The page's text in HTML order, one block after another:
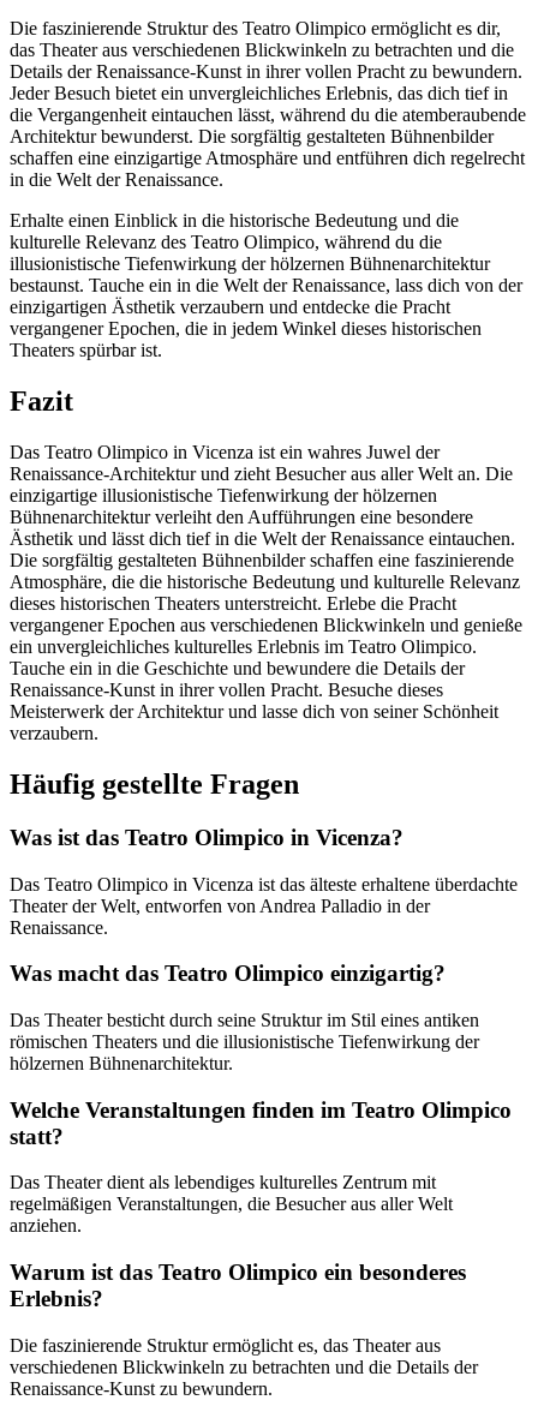
Die faszinierende Struktur des Teatro Olimpico ermöglicht es dir,
das Theater aus verschiedenen Blickwinkeln zu betrachten und die
Details der Renaissance-Kunst in ihrer vollen Pracht zu bewundern.
Jeder Besuch bietet ein unvergleichliches Erlebnis, das dich tief in
die Vergangenheit eintauchen lässt, während du die atemberaubende
Architektur bewunderst. Die sorgfältig gestalteten Bühnenbilder
schaffen eine einzigartige Atmosphäre und entführen dich regelrecht
in die Welt der Renaissance.
Erhalte einen Einblick in die historische Bedeutung und die
kulturelle Relevanz des Teatro Olimpico, während du die
illusionistische Tiefenwirkung der hölzernen Bühnenarchitektur
bestaunst. Tauche ein in die Welt der Renaissance, lass dich von der
einzigartigen Ästhetik verzaubern und entdecke die Pracht
vergangener Epochen, die in jedem Winkel dieses historischen
Theaters spürbar ist.
Fazit
Das Teatro Olimpico in Vicenza ist ein wahres Juwel der
Renaissance-Architektur und zieht Besucher aus aller Welt an. Die
einzigartige illusionistische Tiefenwirkung der hölzernen
Bühnenarchitektur verleiht den Aufführungen eine besondere
Ästhetik und lässt dich tief in die Welt der Renaissance eintauchen.
Die sorgfältig gestalteten Bühnenbilder schaffen eine faszinierende
Atmosphäre, die die historische Bedeutung und kulturelle Relevanz
dieses historischen Theaters unterstreicht. Erlebe die Pracht
vergangener Epochen aus verschiedenen Blickwinkeln und genieße
ein unvergleichliches kulturelles Erlebnis im Teatro Olimpico.
Tauche ein in die Geschichte und bewundere die Details der
Renaissance-Kunst in ihrer vollen Pracht. Besuche dieses
Meisterwerk der Architektur und lasse dich von seiner Schönheit
verzaubern.
Häufig gestellte Fragen
Was ist das Teatro Olimpico in Vicenza?
Das Teatro Olimpico in Vicenza ist das älteste erhaltene überdachte
Theater der Welt, entworfen von Andrea Palladio in der
Renaissance.
Was macht das Teatro Olimpico einzigartig?
Das Theater besticht durch seine Struktur im Stil eines antiken
römischen Theaters und die illusionistische Tiefenwirkung der
hölzernen Bühnenarchitektur.
Welche Veranstaltungen finden im Teatro Olimpico
statt?
Das Theater dient als lebendiges kulturelles Zentrum mit
regelmäßigen Veranstaltungen, die Besucher aus aller Welt
anziehen.
Warum ist das Teatro Olimpico ein besonderes
Erlebnis?
Die faszinierende Struktur ermöglicht es, das Theater aus
verschiedenen Blickwinkeln zu betrachten und die Details der
Renaissance-Kunst zu bewundern.